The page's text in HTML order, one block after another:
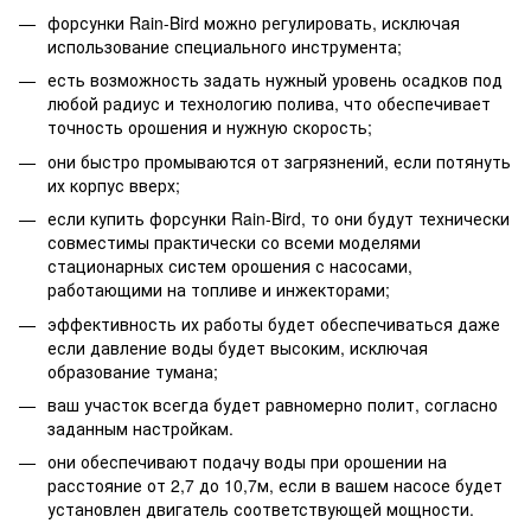
форсунки Rain-Bird можно регулировать, исключая
использование специального инструмента;
есть возможность задать нужный уровень осадков под
любой радиус и технологию полива, что обеспечивает
точность орошения и нужную скорость;
они быстро промываются от загрязнений, если потянуть
их корпус вверх;
если купить форсунки Rain-Bird, то они будут технически
совместимы практически со всеми моделями
стационарных систем орошения с насосами,
работающими на топливе и инжекторами;
эффективность их работы будет обеспечиваться даже
если давление воды будет высоким, исключая
образование тумана;
ваш участок всегда будет равномерно полит, согласно
заданным настройкам.
они обеспечивают подачу воды при орошении на
расстояние от 2,7 до 10,7м, если в вашем насосе будет
установлен двигатель соответствующей мощности.